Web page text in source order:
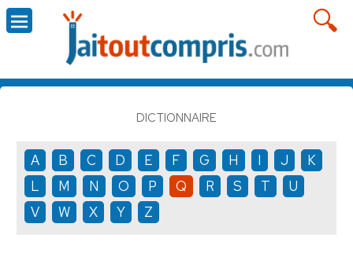
DICTIONNAIRE
A B C D E F G H I J
K
L
M N O P Q R S T
U
V
W X Y Z